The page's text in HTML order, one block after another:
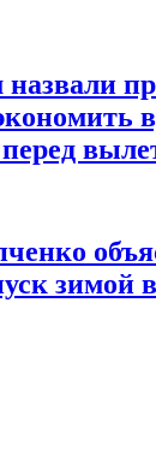
назвали
зимой